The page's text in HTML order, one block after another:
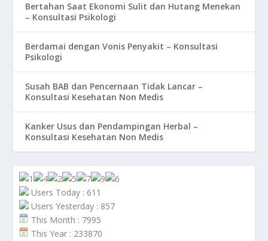
Bertahan Saat Ekonomi Sulit dan Hutang Menekan
– Konsultasi Psikologi
Berdamai dengan Vonis Penyakit – Konsultasi
Psikologi
Susah BAB dan Pencernaan Tidak Lancar –
Konsultasi Kesehatan Non Medis
Kanker Usus dan Pendampingan Herbal –
Konsultasi Kesehatan Non Medis
Users Today : 611
Users Yesterday : 857
This Month : 7995
This Year : 233870